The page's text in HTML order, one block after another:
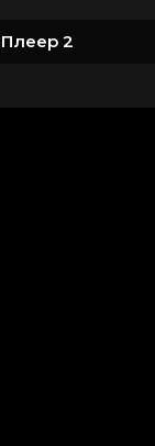
Плеер 2